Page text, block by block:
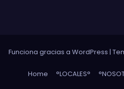
Funciona gracias a WordPress |
Home °LOCALES°